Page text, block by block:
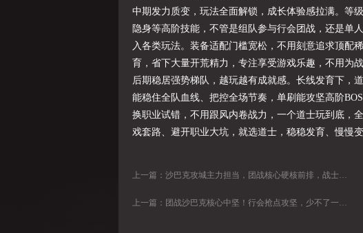
中期发力质变，玩法全面解锁，成长体验感拉满。等
隐身等高阶技能，不管是组队参与行会团战，还是单
入各类玩法。装备适配门槛宽松，不用刻意追求顶配
育，省下大量开荒精力，专注享受游戏乐趣，不用为战
后期稳居强势梯队，越玩越有成就感。长线发育下，
能稳住全队血线、把控全场节奏，单刷能攻坚高阶
换职业试错，不用跟风内卷战力，一个道士玩到底，
戏套路、避开职业大坑，就选道士，稳稳发育、慢慢
上一篇： 沙巴克攻城主力担当，团战核心硬核前排，战士才是传奇真信仰
上一篇： 团战沙巴克核心中坚！行会抢点攻坚，少不了一手老牌法师坐镇